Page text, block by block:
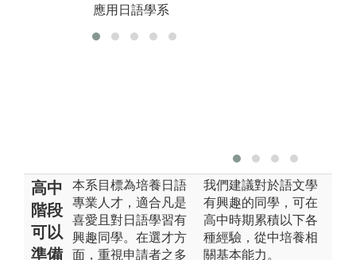
應用日語學系
高中
階段
可以
準備
本系目標為培養日語
專業人才，適合凡是
喜愛且對日語學習有
興趣同學。在選才方
面，重視申請者之多
我們建議對於語文學
有興趣的同學，可在
高中時期累積以下各
種經驗，從中培養相
關基本能力。